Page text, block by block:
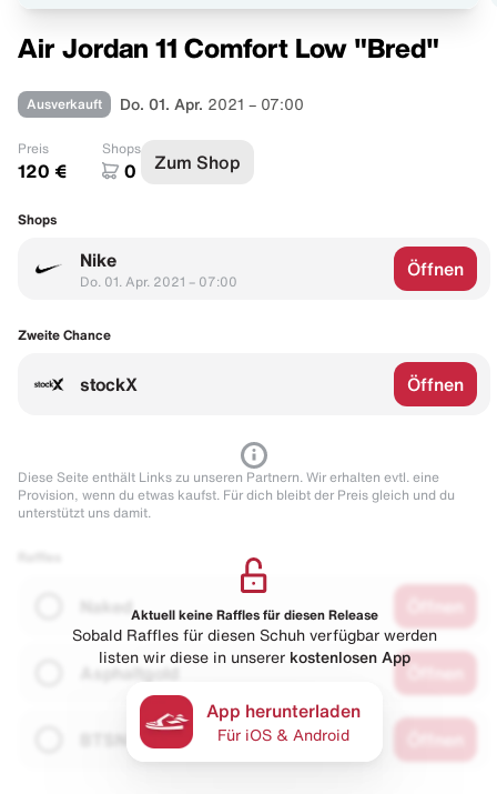
Air Jordan 11 Comfort Low "Bred"
Ausverkauft Do. 01. Apr. 2021 – 07:00
Preis
120 €
Shops
0 Zum Shop
Shops
Nike
Do. 01. Apr. 2021 – 07:00
Öffnen
Zweite Chance
stockX Öffnen
Diese Seite enthält Links zu unseren Partnern. Wir erhalten evtl. eine
Provision, wenn du etwas kaufst. Für dich bleibt der Preis gleich und du
unterstützt uns damit.
Naked
Asphaltgold
Aktuell keine Raffles für diesen Release
Sobald Raffles für diesen Schuh verfügbar werden
listen wir diese in unserer kostenlosen App
App herunterladen
Für iOS & Android